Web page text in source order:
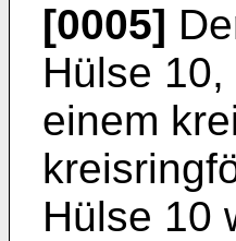
[0005]
Hülse
einem
Hülse 10